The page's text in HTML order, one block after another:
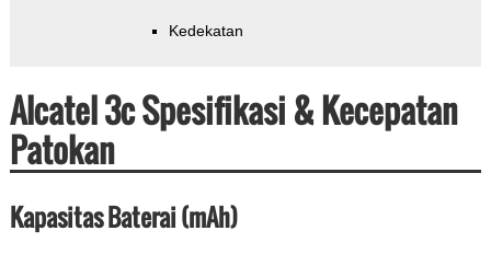
Kedekatan
Alcatel 3c Spesifikasi & Kecepatan
Patokan
Kapasitas Baterai (mAh)